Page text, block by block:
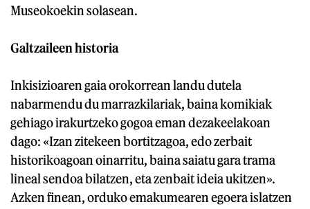
Museokoekin solasean.
Galtzaileen historia
Inkisizioaren gaia orokorrean landu dutela
nabarmendu du marrazkilariak, baina komikiak
gehiago irakurtzeko gogoa eman dezakeelakoan
dago: «Izan zitekeen bortitzagoa, edo zerbait
historikoagoan oinarritu, baina saiatu gara trama
lineal sendoa bilatzen, eta zenbait ideia ukitzen».
Azken finean, orduko emakumearen egoera islatzen